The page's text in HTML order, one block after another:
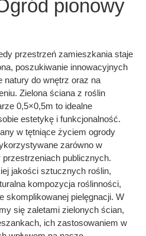
pionowy
przestrzeń zamieszkania staje
poszukiwanie innowacyjnych
natury do wnętrz oraz na
Zielona ściana z roślin
0,5×0,5m to idealne
estetykę i funkcjonalność.
w tętniące życiem ogrody
zarówno w
publicznych.
jakości sztucznych roślin,
kompozycja roślinności,
skomplikowanej pielęgnacji. W
się zaletami zielonych ścian,
ich zastosowaniem w